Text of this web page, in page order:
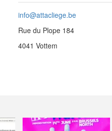
info@attacliege.be
Rue du Plope 184
4041 Vottem